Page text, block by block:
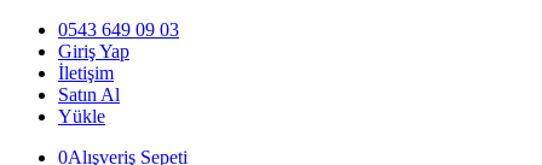
0543 649 09 03
Giriş Yap
İletişim
Satın Al
Yükle
0Alışveriş Sepeti